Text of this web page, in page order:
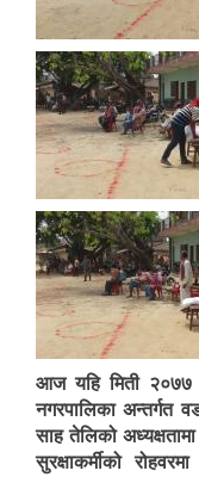
आज यहि मिती २०७७
नगरपालिका अन्तर्गत
साह तेलिको
सुरक्षाकर्मीको